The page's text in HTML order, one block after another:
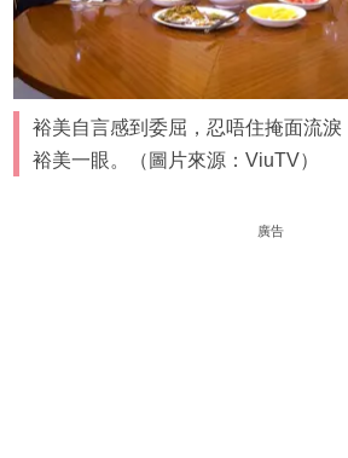
裕美自言感到委屈，忍唔住掩面流
裕美一眼。（圖片來源：ViuTV）
廣告